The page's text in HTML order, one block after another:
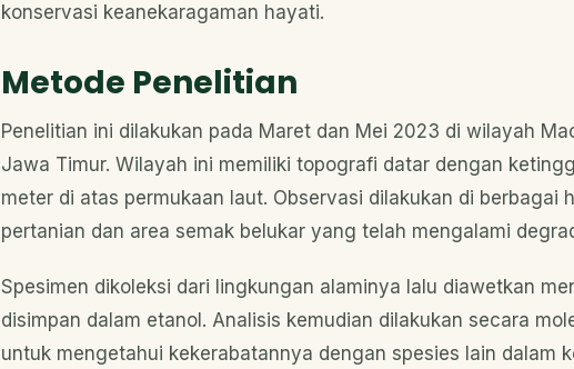
konservasi keanekaragaman hayati.
Metode Penelitian
Penelitian ini dilakukan pada Maret dan Mei 2023 di wilayah
Jawa Timur. Wilayah ini memiliki topografi datar dengan
meter di atas permukaan laut. Observasi dilakukan di berbagai
pertanian dan area semak belukar yang telah mengalami
Spesimen dikoleksi dari lingkungan alaminya lalu diawetkan
disimpan dalam etanol. Analisis kemudian dilakukan secara
untuk mengetahui kekerabatannya dengan spesies lain dalam